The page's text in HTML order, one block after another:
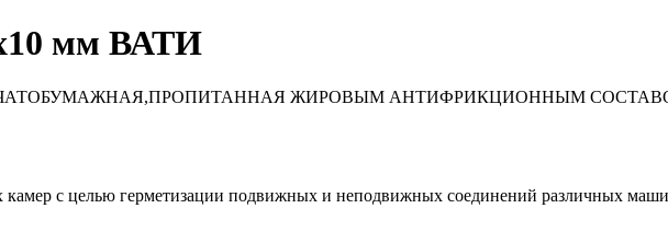
мм ВАТИ
ЖИРОВЫМ АНТИФРИКЦИОННЫМ
камер с целью герметизации подвижных и неподвижных соединений различных